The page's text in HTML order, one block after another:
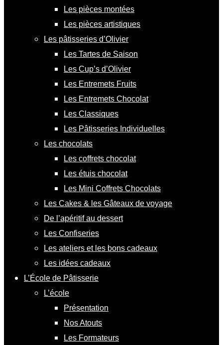
Les pièces montées
Les pièces artistiques
Les pâtisseries d’Olivier
Les Tartes de Saison
Les Cup’s d’Olivier
Les Entremets Fruits
Les Entremets Chocolat
Les Classiques
Les Pâtisseries Individuelles
Les chocolats
Les coffrets chocolat
Les étuis chocolat
Les Mini Coffrets Chocolats
Les Cakes & les Gâteaux de voyage
De l’apéritif au dessert
Les Confiseries
Les ateliers et les bons cadeaux
Les idées cadeaux
L’École de Pâtisserie
L’école
Présentation
Nos Atouts
Les Formateurs